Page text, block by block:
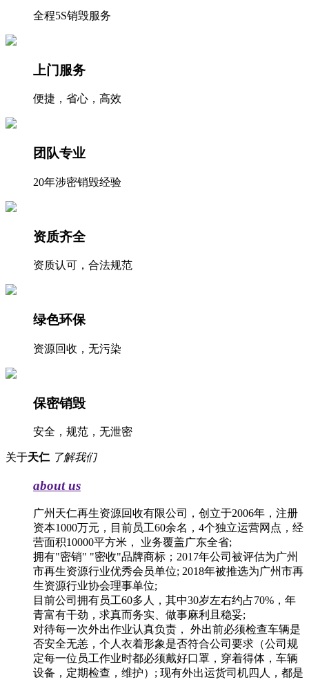
全程5S销毁服务
上门服务
便捷，省心，高效
团队专业
20年涉密销毁经验
资质齐全
资质认可，合法规范
绿色环保
资源回收，无污染
保密销毁
安全，规范，无泄密
关于天仁 了解我们
about us
广州天仁再生资源回收有限公司，创立于2006年，注册
资本1000万元，目前员工60余名，4个独立运营网点，经
营面积10000平方米， 业务覆盖广东全省;
拥有"密销" "密收"品牌商标；2017年公司被评估为广州
市再生资源行业优秀会员单位; 2018年被推选为广州市再
生资源行业协会理事单位;
目前公司拥有员工60多人，其中30岁左右约占70%，年
青富有干劲，求真而务实、做事麻利且稳妥;
对待每一次外出作业认真负责， 外出前必须检查车辆是
否安全无恙，个人衣着形象是否符合公司要求（公司规
定每一位员工作业时都必须戴好口罩，穿着得体，车辆
设备，定期检查，维护）; 现有外出运货司机四人，都是